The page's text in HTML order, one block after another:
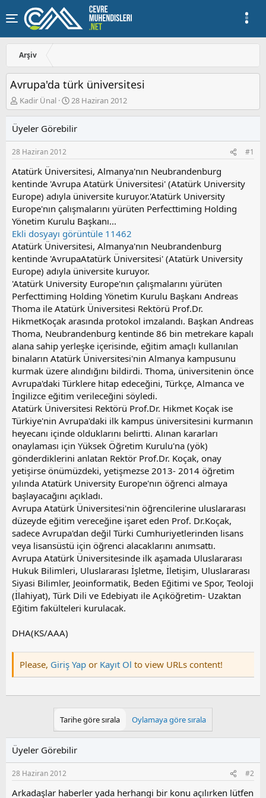
Arşiv
Avrupa'da türk üniversitesi
K
o
u
y
u
a
ş
l
a
t
a
n
Kadir Ünal
B
a
l
a
ı
ç
a
r
i
h
i
28 Haziran 2012
Üyeler Görebilir
28 Haziran 2012 #1
Atatürk Üniversitesi, Almanya'nın Neubrandenburg
kentinde 'Avrupa Atatürk Üniversitesi' (Atatürk University
Europe) adıyla üniversite kuruyor.'Atatürk University
Europe'nın çalışmalarını yürüten Perfecttiming Holding
Yönetim Kurulu Başkanı...
Ekli dosyayı görüntüle 11462
Atatürk Üniversitesi, Almanya'nın Neubrandenburg
kentinde 'AvrupaAtatürk Üniversitesi' (Atatürk University
Europe) adıyla üniversite kuruyor.
'Atatürk University Europe'nın çalışmalarını yürüten
Perfecttiming Holding Yönetim Kurulu Başkanı Andreas
Thoma ile Atatürk Üniversitesi Rektörü Prof.Dr.
HikmetKoçak arasında protokol imzalandı. Başkan Andreas
Thoma, Neubrandenburg kentinde 86 bin metrekare kapalı
alana sahip yerleşke içerisinde, eğitim amaçlı kullanılan
binaların Atatürk Üniversitesi'nin Almanya kampusunu
kurmak üzere alındığını bildirdi. Thoma, üniversitenin önce
Avrupa'daki Türklere hitap edeceğini, Türkçe, Almanca ve
İngilizce eğitim verileceğini söyledi.
Atatürk Üniversitesi Rektörü Prof.Dr. Hikmet Koçak ise
Türkiye'nin Avrupa'daki ilk kampus üniversitesini kurmanın
heyecanı içinde olduklarını belirtti. Alınan kararları
onaylaması için Yüksek Öğretim Kurulu'na (yök)
gönderdiklerini anlatan Rektör Prof.Dr. Koçak, onay
yetişirse önümüzdeki, yetişmezse 2013- 2014 öğretim
yılında Atatürk University Europe'nın öğrenci almaya
başlayacağını açıkladı.
Avrupa Atatürk Üniversitesi'nin öğrencilerine uluslararası
düzeyde eğitim vereceğine işaret eden Prof. Dr.Koçak,
sadece Avrupa'dan değil Türki Cumhuriyetlerinden lisans
veya lisansüstü için öğrenci alacaklarını anımsattı.
Avrupa Atatürk Üniversitesinde ilk aşamada Uluslararası
Hukuk Bilimleri, Uluslararası İşletme, İletişim, Uluslararası
Siyasi Bilimler, Jeoinformatik, Beden Eğitimi ve Spor, Teoloji
(İlahiyat), Türk Dili ve Edebiyatı ile Açıköğretim- Uzaktan
Eğitim fakülteleri kurulacak.
DHA(KS/AAA)
Please, Giriş Yap or Kayıt Ol to view URLs content!
Tarihe göre sırala Oylamaya göre sırala
Üyeler Görebilir
28 Haziran 2012 #2
Arkadaşlar haberler yada herhangi bir konu açılırken lütfen